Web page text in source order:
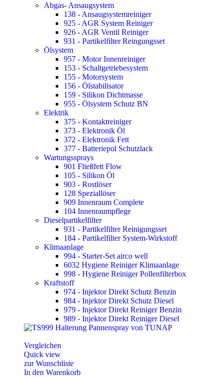
Abgas- Ansaugsystem
138 - Ansaugsystemreiniger
925 - AGR System Reiniger
926 - AGR Ventil Reiniger
931 - Partikelfilter Reingungsset
Ölsystem
957 - Motor Innenreiniger
153 - Schaltgetriebesystem
155 - Motorsystem
156 - Ölstabilisator
159 - Silikon Dichtmasse
955 - Ölsystem Schutz BN
Elektrik
375 - Kontaktreiniger
373 - Elektronik Öl
372 - Elektronik Fett
377 - Batteriepol Schutzlack
Wartungssprays
901 Fließfett Flow
105 - Silikon Öl
903 - Rostlöser
128 Speziallöser
909 Innenraum Complete
104 Innenraumpflege
Dieselpartikelfilter
931 - Partikelfilter Reinigungsset
184 - Partikelfilter System-Wirkstoff
Klimaanlage
994 - Starter-Set airco well
6032 Hygiene Reiniger Klimaanlage
998 - Hygiene Reiniger Pollenfilterbox
Kraftstoff
974 - Injektor Direkt Schutz Benzin
984 - Injektor Direkt Schutz Diesel
979 - Injektor Direkt Reiniger Benzin
989 - Injektor Direkt Reiniger Diesel
Vergleichen
Quick view
zur Wunschliste
In den Warenkorb